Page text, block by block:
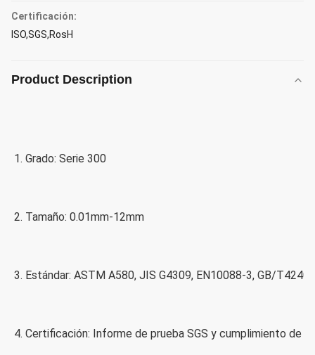
Certificación:
ISO,SGS,RosH
Product Description
1. Grado: Serie 300
2. Tamaño: 0.01mm-12mm
3. Estándar: ASTM A580, JIS G4309, EN10088-3, GB/
4. Certificación: Informe de prueba SGS y cumplimiento de